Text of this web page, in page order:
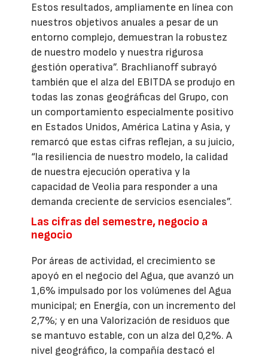
Estos resultados, ampliamente en línea con
nuestros objetivos anuales a pesar de un
entorno complejo, demuestran la robustez
de nuestro modelo y nuestra rigurosa
gestión operativa”. Brachlianoff subrayó
también que el alza del EBITDA se produjo en
todas las zonas geográficas del Grupo, con
un comportamiento especialmente positivo
en Estados Unidos, América Latina y Asia, y
remarcó que estas cifras reflejan, a su juicio,
“la resiliencia de nuestro modelo, la calidad
de nuestra ejecución operativa y la
capacidad de Veolia para responder a una
demanda creciente de servicios esenciales”.
Las cifras del semestre, negocio a
negocio
Por áreas de actividad, el crecimiento se
apoyó en el negocio del Agua, que avanzó un
1,6% impulsado por los volúmenes del Agua
municipal; en Energía, con un incremento del
2,7%; y en una Valorización de residuos que
se mantuvo estable, con un alza del 0,2%. A
nivel geográfico, la compañía destacó el